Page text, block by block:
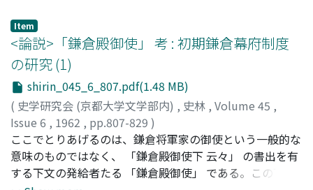
Item
<論説>「鎌倉殿御使」 考 : 初期鎌倉幕府制度
の研究 (1)
shirin_045_6_807.pdf(1.48 MB)
( 史学研究会 (京都大学文学部内) , 史林 , Volume 45 ,
Issue 6 , 1962 , pp.807-829 )
田中, 稔; Tanaka, Minoru;タナカ, ミノル
ここでとりあげるのは、鎌倉将軍家の御使という一般的な
意味のものではなく、 「鎌倉殿御使下 云々」 の書出を有
する下文の発給者たる 「鎌倉殿御使」 である。この下文